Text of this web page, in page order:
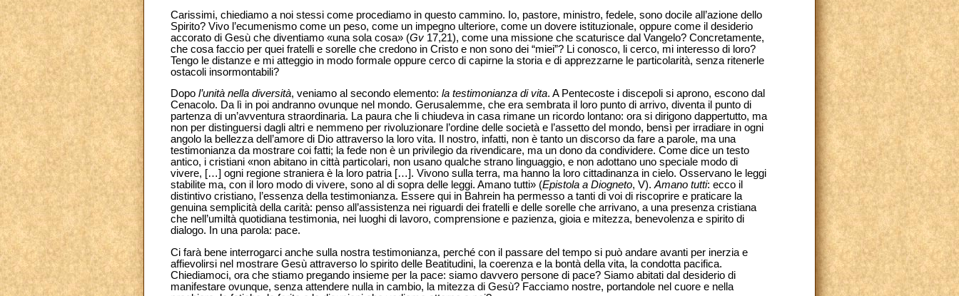
Carissimi, chiediamo a noi stessi come procediamo in questo cammino. Io, pastore, ministro, fedele, sono docile all’azione dello
Spirito? Vivo l’ecumenismo come un peso, come un impegno ulteriore, come un dovere istituzionale, oppure come il desiderio
accorato di Gesù che diventiamo «una sola cosa» (Gv 17,21), come una missione che scaturisce dal Vangelo? Concretamente,
che cosa faccio per quei fratelli e sorelle che credono in Cristo e non sono dei “miei”? Li conosco, li cerco, mi interesso di loro?
Tengo le distanze e mi atteggio in modo formale oppure cerco di capirne la storia e di apprezzarne le particolarità, senza ritenerle
ostacoli insormontabili?
Dopo l’unità nella diversità, veniamo al secondo elemento: la testimonianza di vita. A Pentecoste i discepoli si aprono, escono dal
Cenacolo. Da lì in poi andranno ovunque nel mondo. Gerusalemme, che era sembrata il loro punto di arrivo, diventa il punto di
partenza di un’avventura straordinaria. La paura che li chiudeva in casa rimane un ricordo lontano: ora si dirigono dappertutto, ma
non per distinguersi dagli altri e nemmeno per rivoluzionare l’ordine delle società e l’assetto del mondo, bensì per irradiare in ogni
angolo la bellezza dell’amore di Dio attraverso la loro vita. Il nostro, infatti, non è tanto un discorso da fare a parole, ma una
testimonianza da mostrare coi fatti; la fede non è un privilegio da rivendicare, ma un dono da condividere. Come dice un testo
antico, i cristiani «non abitano in città particolari, non usano qualche strano linguaggio, e non adottano uno speciale modo di
vivere, […] ogni regione straniera è la loro patria […]. Vivono sulla terra, ma hanno la loro cittadinanza in cielo. Osservano le leggi
stabilite ma, con il loro modo di vivere, sono al di sopra delle leggi. Amano tutti» (Epistola a Diogneto, V).Amano tutti: ecco il
distintivo cristiano, l’essenza della testimonianza. Essere qui in Bahrein ha permesso a tanti di voi di riscoprire e praticare la
genuina semplicità della carità: penso all’assistenza nei riguardi dei fratelli e delle sorelle che arrivano, a una presenza cristiana
che nell’umiltà quotidiana testimonia, nei luoghi di lavoro, comprensione e pazienza, gioia e mitezza, benevolenza e spirito di
dialogo. In una parola: pace.
Ci farà bene interrogarci anche sulla nostra testimonianza, perché con il passare del tempo si può andare avanti per inerzia e
affievolirsi nel mostrare Gesù attraverso lo spirito delle Beatitudini, la coerenza e la bontà della vita, la condotta pacifica.
Chiediamoci, ora che stiamo pregando insieme per la pace: siamo davvero persone di pace? Siamo abitati dal desiderio di
manifestare ovunque, senza attendere nulla in cambio, la mitezza di Gesù? Facciamo nostre, portandole nel cuore e nella